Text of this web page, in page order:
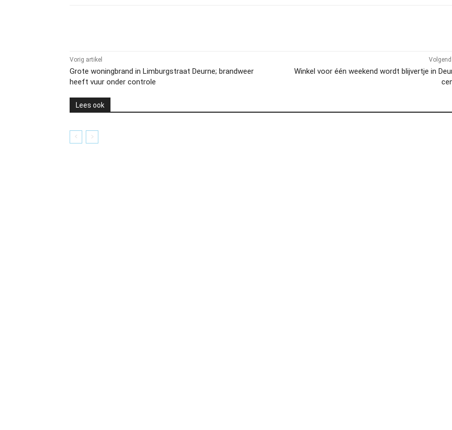
Vorig artikel
Grote woningbrand in Limburgstraat Deurne; brandweer
heeft vuur onder controle
Winkel voor één weekend wordt blijvertje in
Lees ook